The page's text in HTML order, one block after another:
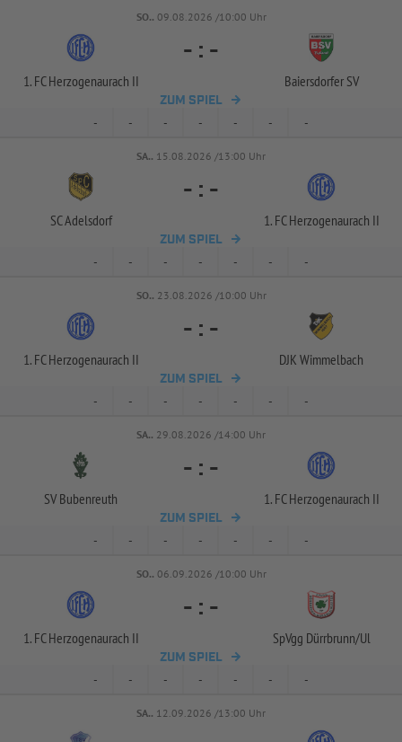
SO.. 09.08.2026 /10:00 Uhr
1. FC Herzogenaurach II
- : -
Baiersdorfer SV
ZUM SPIEL
- - - - - - -
SA.. 15.08.2026 /13:00 Uhr
SC Adelsdorf
- : -
1. FC Herzogenaurach II
ZUM SPIEL
- - - - - - -
SO.. 23.08.2026 /10:00 Uhr
1. FC Herzogenaurach II
- : -
DJK Wimmelbach
ZUM SPIEL
- - - - - - -
SA.. 29.08.2026 /14:00 Uhr
SV Bubenreuth
- : -
1. FC Herzogenaurach II
ZUM SPIEL
- - - - - - -
SO.. 06.09.2026 /10:00 Uhr
1. FC Herzogenaurach II
- : -
SpVgg Dürrbrunn/Ul
ZUM SPIEL
- - - - - - -
SA.. 12.09.2026 /13:00 Uhr